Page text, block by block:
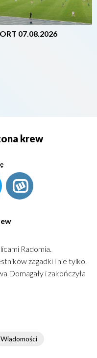
07.08.2026
krew
Radomia.
zagadki i nie tylko.
Domagały i zakończyła
Wiadomości